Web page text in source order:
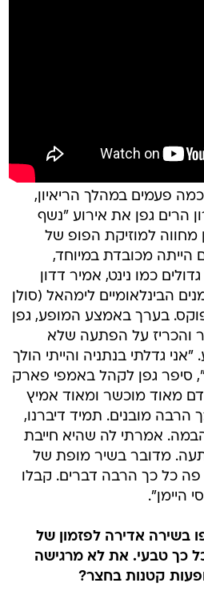
פעמים במהלך הריאיון,
הרים גפן את אירוע "נשף
מחווה למוזיקת הפופ של
הייתה מכובדת במיוחד,
כמו נינט, אמיר דדון
הבינלאומיים לימהאל (סולן
בערך באמצע המופע, גפן
והכריז על הפתעה שלא
גדלתי בנתניה והייתי הולך
סיפר גפן לקהל באמפי פארק
מאוד מוכשר ומאוד אמיץ
מובנים. תמיד דיברנו,
אמרתי לה שהיא חייבת
מדובר בשיר מופת של
פה כל כך הרבה דברים. קבלו
היימן".
בשירה אדירה לפזמון של
כל כך טבעי. את לא מרגישה
קטנות בחצר?